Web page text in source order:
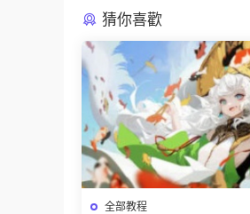
猜你喜歡
全部教程